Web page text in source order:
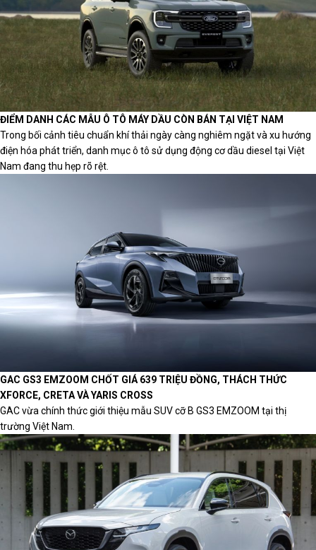
ĐIỂM DANH CÁC MẪU Ô TÔ MÁY DẦU CÒN BÁN TẠI VIỆT NAM
Trong bối cảnh tiêu chuẩn khí thải ngày càng nghiêm ngặt và xu hướng
điện hóa phát triển, danh mục ô tô sử dụng động cơ dầu diesel tại Việt
Nam đang thu hẹp rõ rệt.
GAC GS3 EMZOOM CHỐT GIÁ 639 TRIỆU ĐỒNG, THÁCH THỨC
XFORCE, CRETA VÀ YARIS CROSS
GAC vừa chính thức giới thiệu mẫu SUV cỡ B GS3 EMZOOM tại thị
trường Việt Nam.